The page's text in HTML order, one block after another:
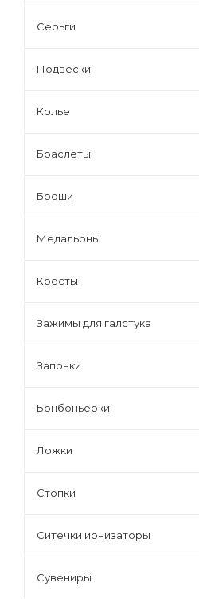
Серьги
Подвески
Колье
Браслеты
Броши
Медальоны
Кресты
Зажимы для галстука
Запонки
Бонбоньерки
Ложки
Стопки
Ситечки ионизаторы
Cувениры